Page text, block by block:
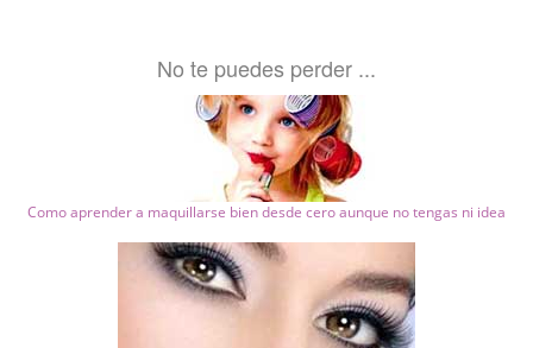
No te puedes perder ...
Como aprender a maquillarse bien desde cero aunque no tengas ni idea